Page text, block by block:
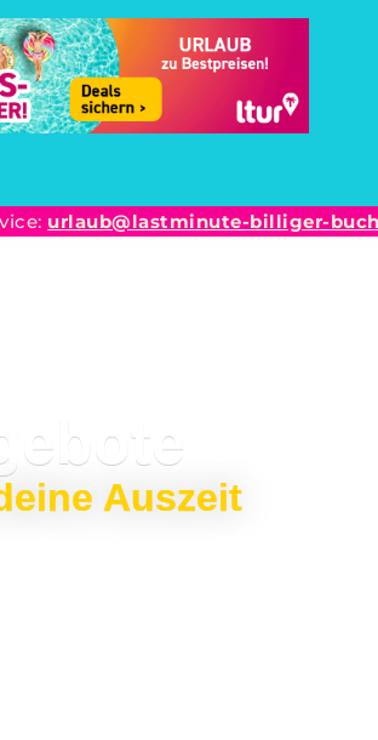
urlaub@lastminute-billiger-
Auszeit